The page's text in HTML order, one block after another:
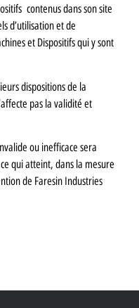
contenus dans son site
d’utilisation et de
et Dispositifs qui y sont
dispositions de la
pas la validité et
ou inefficace sera
qui atteint, dans la mesure
de Faresin Industries